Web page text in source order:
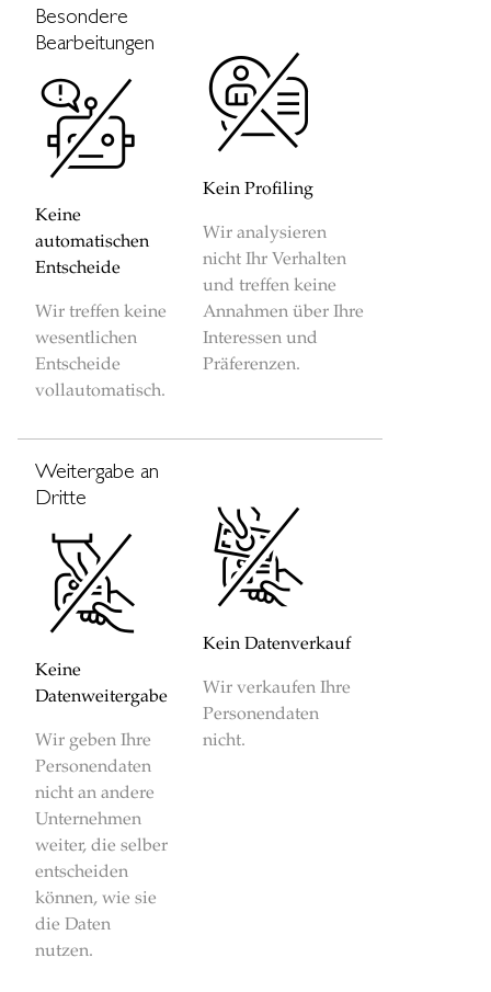
Besondere
Bearbeitungen
Keine
automatischen
Entscheide
Wir treffen keine
wesentlichen
Entscheide
vollautomatisch.
Kein Profiling
Wir analysieren
nicht Ihr Verhalten
und treffen keine
Annahmen über Ihre
Interessen und
Präferenzen.
Weitergabe an
Dritte
Keine
Datenweitergabe
Wir geben Ihre
Personendaten
nicht an andere
Unternehmen
weiter, die selber
entscheiden
können, wie sie
die Daten
nutzen.
Kein Datenverkauf
Wir verkaufen Ihre
Personendaten
nicht.